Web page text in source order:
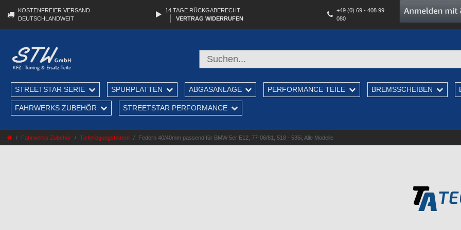
KOSTENFREIER VERSAND
DEUTSCHLANDWEIT
14 TAGE RÜCKGABERECHT
VERTRAG WIDERRUFEN
+49 (0) 69 - 408 99
080
STREETSTAR SERIE SPURPLATTEN ABGASANLAGE PERFORMANCE TEILE BREMSSCHEIBEN
FAHRWERKS ZUBEHÖR STREETSTAR PERFORMANCE
Fahrwerks Zubehör Tieferlegungsfedern Federn 40/40mm passend für BMW 5er E12, 77-06/81, 518 - 535i, Alle Modelle